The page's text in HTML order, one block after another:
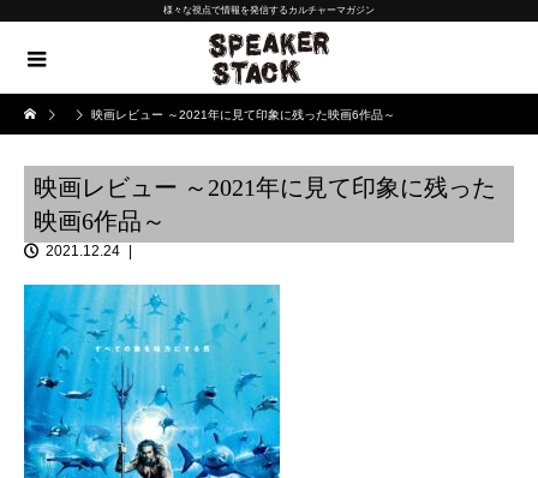
様々な視点で情報を発信するカルチャーマガジン
映画レビュー ～2021年に見て印象に残った映画6作品～
映画レビュー ～2021年に見て印象に残った
映画6作品～
2021.12.24